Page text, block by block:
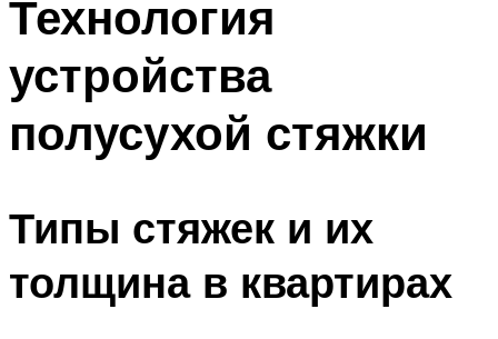
Технология
устройства
полусухой стяжки
Типы стяжек и их
толщина в квартирах